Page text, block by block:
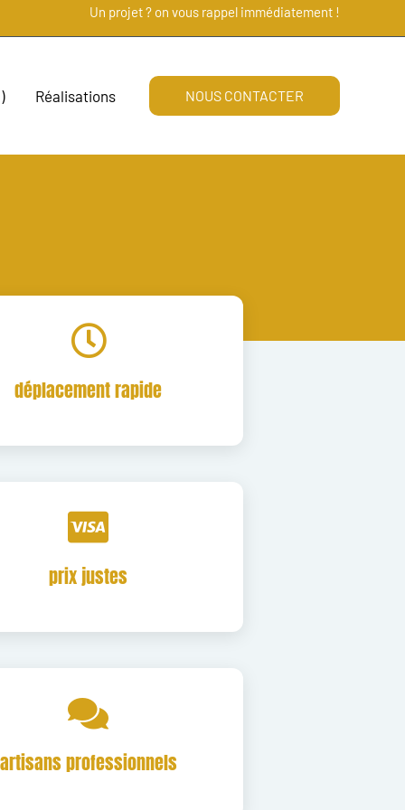
Un projet ? on vous rappel immédiatement !
Réalisations NOUS CONTACTER
déplacement rapide
prix justes
artisans professionnels